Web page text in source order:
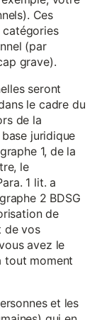
Ces
catégories
(par
grave).
seront
le cadre du
de la
juridique
1, de la
le
1 lit. a
2 BDSG
de
de vos
avez le
tout moment
et les